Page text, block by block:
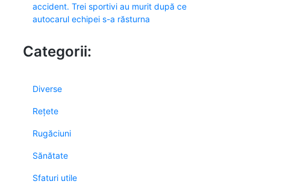
accident. Trei sportivi au murit după ce
autocarul echipei s-a răsturna
Categorii:
Diverse
Rețete
Rugăciuni
Sănătate
Sfaturi utile